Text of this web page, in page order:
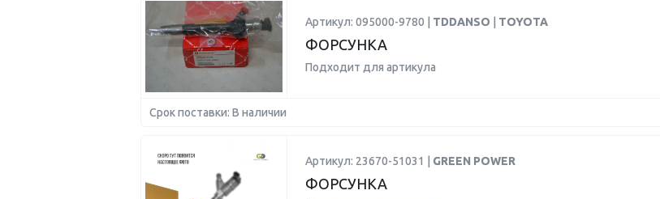
Артикул: 095000-9780 | TDDANSO TOYOTA
ФОРСУНКА
Подходит для артикула
Срок поставки: В наличии
Артикул: 23670-51031 | GREEN POWER
ФОРСУНКА